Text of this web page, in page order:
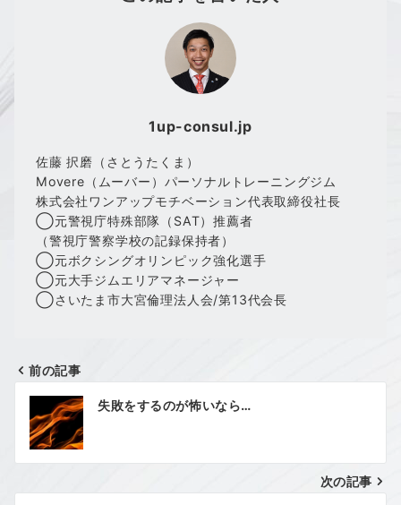
1up-consul.jp
佐藤 択磨（さとうたくま）
Movere（ムーバー）パーソナルトレーニングジム
株式会社ワンアップモチベーション代表取締役社長
◯元警視庁特殊部隊（SAT）推薦者
（警視庁警察学校の記録保持者）
◯元ボクシングオリンピック強化選手
◯元大手ジムエリアマネージャー
◯さいたま市大宮倫理法人会/第13代会長
投
稿
ナ
前の記事
失敗をするのが怖いなら…
次の記事